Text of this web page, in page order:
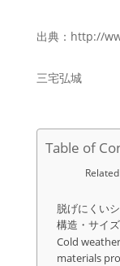
出典：http://
三宅弘城
Table of
脱げにくい
構造・サイ
Cold
materials